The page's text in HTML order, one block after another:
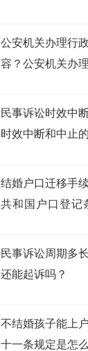
公安机关办理行
容？公安机关办
民事诉讼时效中
时效中断和中止
结婚户口迁移手
共和国户口登记
民事诉讼周期多
还能起诉吗？
不结婚孩子能上
十一条规定是怎